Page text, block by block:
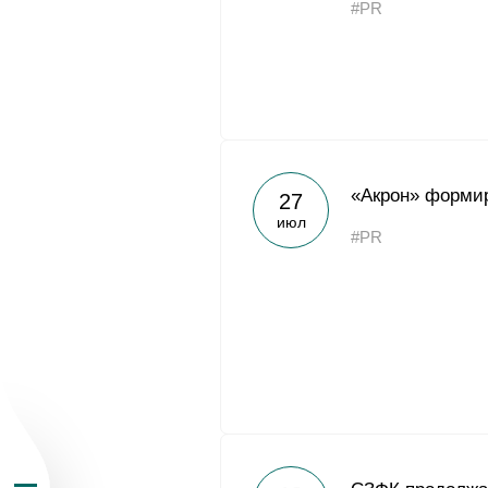
О Группе «Акрон»
География
#PR
27
июл
«Акрон»
#PR